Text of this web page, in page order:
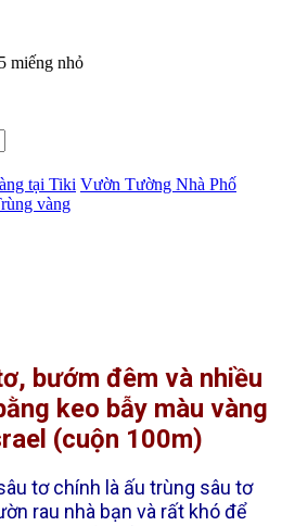
miếng nhỏ
tại Tiki Vườn Tường Nhà Phố
vàng
bướm đêm và nhiều
keo bẫy màu vàng
(cuộn 100m)
tơ chính là ấu trùng sâu tơ
rau nhà bạn và rất khó để